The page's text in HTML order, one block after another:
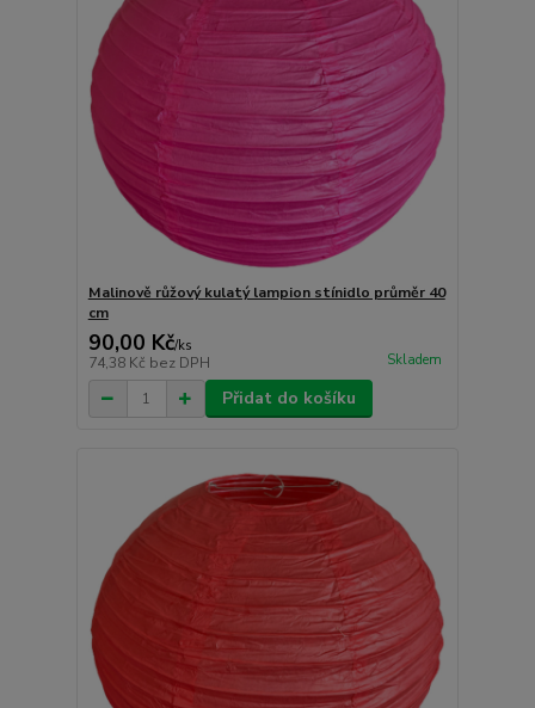
Malinově růžový kulatý lampion stínidlo průměr 40
cm
90,00 Kč/ks
74,38 Kč bez DPH Skladem
Přidat do košíku